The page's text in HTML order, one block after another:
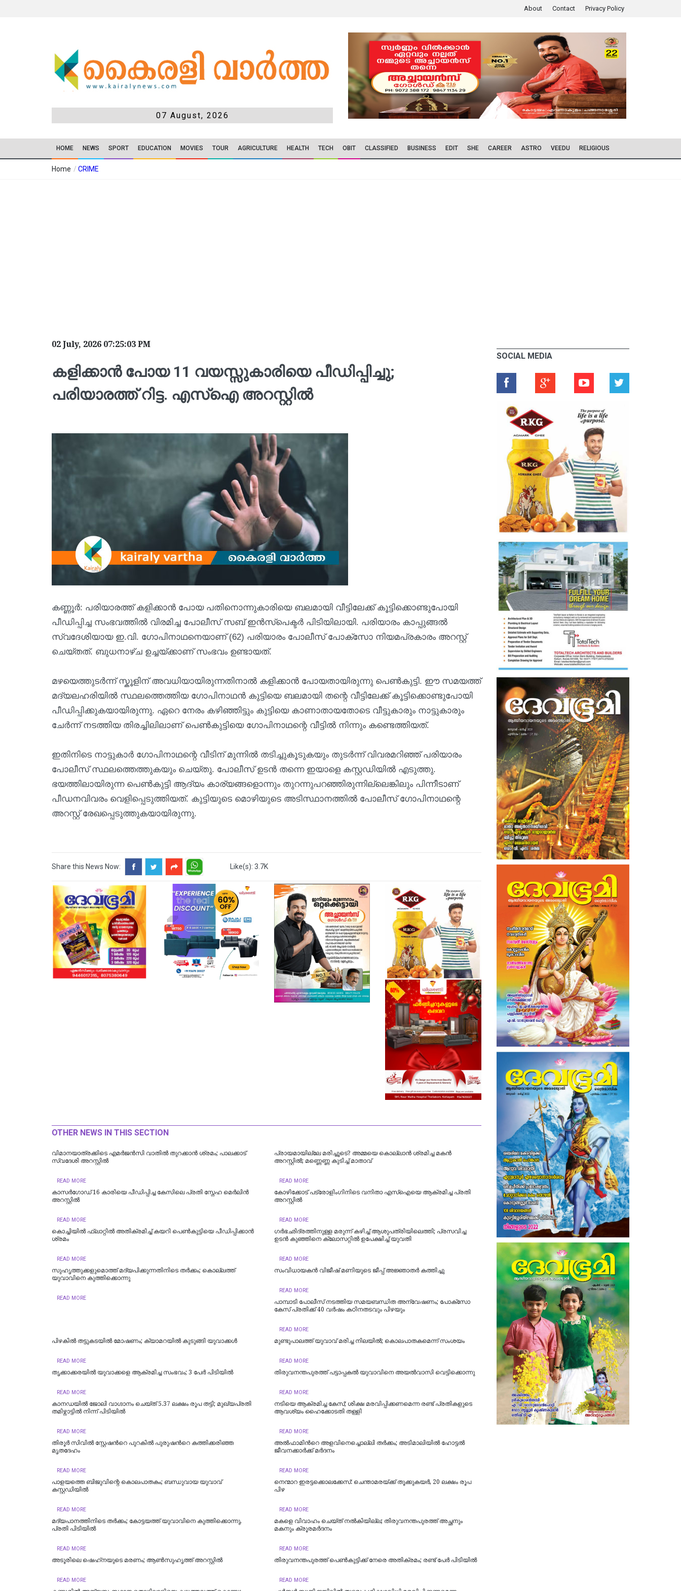
About Contact Privacy Policy
07 August, 2026
HOME NEWS SPORT EDUCATION MOVIES TOUR AGRICULTURE HEALTH TECH OBIT CLASSIFIED BUSINESS EDIT SHE CAREER ASTRO VEEDU RELIGIOUS
Home / CRIME
02 July, 2026 07:25:03 PM
കളിക്കാൻ പോയ 11 വയസ്സുകാരിയെ പീഡിപ്പിച്ചു;
പരിയാരത്ത് റിട്ട. എസ്ഐ അറസ്റ്റിൽ
കണ്ണൂർ: പരിയാരത്ത് കളിക്കാൻ പോയ പതിനൊന്നുകാരിയെ ബലമായി വീട്ടിലേക്ക് കൂട്ടിക്കൊണ്ടുപോയി
പീഡിപ്പിച്ച സംഭവത്തിൽ വിരമിച്ച പോലീസ് സബ് ഇൻസ്പെക്ടർ പിടിയിലായി. പരിയാരം കാപ്പുങ്ങൽ
സ്വദേശിയായ ഇ.വി. ഗോപിനാഥനെയാണ് (62) പരിയാരം പോലീസ് പോക്സോ നിയമപ്രകാരം അറസ്റ്റ്
ചെയ്തത്. ബുധനാഴ്ച ഉച്ചയ്ക്കാണ് സംഭവം ഉണ്ടായത്.
മഴയെത്തുടർന്ന് സ്കൂളിന് അവധിയായിരുന്നതിനാൽ കളിക്കാൻ പോയതായിരുന്നു പെൺകുട്ടി. ഈ സമയത്ത്
മദ്യലഹരിയിൽ സ്ഥലത്തെത്തിയ ഗോപിനാഥൻ കുട്ടിയെ ബലമായി തന്റെ വീട്ടിലേക്ക് കൂട്ടിക്കൊണ്ടുപോയി
പീഡിപ്പിക്കുകയായിരുന്നു. ഏറെ നേരം കഴിഞ്ഞിട്ടും കുട്ടിയെ കാണാതായതോടെ വീട്ടുകാരും നാട്ടുകാരും
ചേർന്ന് നടത്തിയ തിരച്ചിലിലാണ് പെൺകുട്ടിയെ ഗോപിനാഥന്റെ വീട്ടിൽ നിന്നും കണ്ടെത്തിയത്.
ഇതിനിടെ നാട്ടുകാർ ഗോപിനാഥന്റെ വീടിന് മുന്നിൽ തടിച്ചുകൂടുകയും തുടർന്ന് വിവരമറിഞ്ഞ് പരിയാരം
പോലീസ് സ്ഥലത്തെത്തുകയും ചെയ്തു. പോലീസ് ഉടൻ തന്നെ ഇയാളെ കസ്റ്റഡിയിൽ എടുത്തു.
ഭയത്തിലായിരുന്ന പെൺകുട്ടി ആദ്യം കാര്യങ്ങളൊന്നും തുറന്നുപറഞ്ഞിരുന്നില്ലെങ്കിലും പിന്നീടാണ്
പീഡനവിവരം വെളിപ്പെടുത്തിയത്. കുട്ടിയുടെ മൊഴിയുടെ അടിസ്ഥാനത്തിൽ പോലീസ് ഗോപിനാഥന്റെ
അറസ്റ്റ് രേഖപ്പെടുത്തുകയായിരുന്നു.
Share this News Now: Like(s): 3.7K
OTHER NEWS IN THIS SECTION
വിമാനയാത്രക്കിടെ എമര്‍ജന്‍സി വാതില്‍ തുറക്കാന്‍ ശ്രമം; പാലക്കാട്
സ്വദേശി അറസ്റ്റില്‍
READ MORE
പ്രായമായില്ലേ മരിച്ചൂടെ? അമ്മയെ കൊല്ലാൻ ശ്രമിച്ച മകൻ
അറസ്റ്റിൽ; മണ്ണെണ്ണ കുടിച്ച് മാതാവ്
READ MORE
കാസർഗോഡ് 16 കാരിയെ പീഡിപ്പിച്ച കേസിലെ പ്രതി സ്നേഹ മെർലിൻ
അറസ്റ്റിൽ
READ MORE
കോഴിക്കോട് പട്രോളിംഗിനിടെ വനിതാ എസ്ഐയെ ആക്രമിച്ച പ്രതി
അറസ്റ്റിൽ
READ MORE
കൊച്ചിയില്‍ ഫ്ലാറ്റിൽ അതിക്രമിച്ച് കയറി പെൺകുട്ടിയെ പീഡിപ്പിക്കാൻ
ശ്രമം
READ MORE
ഗർഭഛിദ്രത്തിനുള്ള മരുന്ന് കഴിച്ച് ആശുപത്രിയിലെത്തി; പ്രസവിച്ച
ഉടൻ കുഞ്ഞിനെ ക്ലോസറ്റിൽ ഉപേക്ഷിച്ച് യുവതി
READ MORE
സുഹൃത്തുക്കളുമൊത്ത് മദ്യപിക്കുന്നതിനിടെ തര്‍ക്കം; കൊല്ലത്ത്
യുവാവിനെ കുത്തിക്കൊന്നു
READ MORE
സംവിധായകൻ വിജീഷ് മണിയുടെ ജീപ്പ് അജ്ഞാതർ കത്തിച്ചു
READ MORE
പാമ്പാടി പോലീസ് നടത്തിയ സമയബന്ധിത അന്വേഷണം; പോക്സോ
കേസ് പ്രതിക്ക് 40 വർഷം കഠിനതടവും പിഴയും
READ MORE
പിഴകിൽ തട്ടുകടയിൽ മോഷണം; ക്യാമറയിൽ കുടുങ്ങി യുവാക്കൾ
READ MORE
മുണ്ടുപാലത്ത് യുവാവ് മരിച്ച നിലയില്‍; കൊലപാതകമെന്ന് സംശയം
READ MORE
തൃക്കാക്കരയിൽ യുവാക്കളെ ആക്രമിച്ച സംഭവം; 3 പേർ പിടിയിൽ
READ MORE
തിരുവനന്തപുരത്ത് പട്ടാപ്പകൽ യുവാവിനെ അയൽവാസി വെട്ടിക്കൊന്നു
READ MORE
കാനഡയിൽ ജോലി വാഗ്ദാനം ചെയ്ത് 5.37 ലക്ഷം രൂപ തട്ടി; മുഖ്യപ്രതി
തമിഴ്നാട്ടിൽ നിന്ന് പിടിയിൽ
READ MORE
നടിയെ ആക്രമിച്ച കേസ്; ശിക്ഷ മരവിപ്പിക്കണമെന്ന രണ്ട് പ്രതികളുടെ
ആവശ്യം ഹൈക്കോടതി തള്ളി
READ MORE
തിരൂർ സിവിൽ സ്റ്റേഷന്‍റെ പുറകിൽ പുരുഷന്‍റെ കത്തിക്കരിഞ്ഞ
മൃതദേഹം
READ MORE
അൽഫാമിന്‍റെ അളവിനെച്ചൊല്ലി തർക്കം; അടിമാലിയിൽ ഹോട്ടല്‍
ജീവനക്കാര്‍ക്ക് മര്‍ദനം
READ MORE
പാളയത്തെ ബിജുവിന്റെ കൊലപാതകം; ബന്ധുവായ യുവാവ്
കസ്റ്റഡിയില്‍
READ MORE
നെന്മാറ ഇരട്ടക്കൊലക്കേസ്: ചെന്താമരയ്ക്ക് തൂക്കുകയർ, 20 ലക്ഷം രൂപ
പിഴ
READ MORE
മദ്യപാനത്തിനിടെ തര്‍ക്കം; കോട്ടയത്ത് യുവാവിനെ കുത്തിക്കൊന്നു,
പ്രതി പിടിയില്‍
READ MORE
മകളെ വിവാഹം ചെയ്ത് നൽകിയില്ല; തിരുവനന്തപുരത്ത് അച്ഛനും
മകനും ക്രൂരമര്‍ദനം
READ MORE
അടൂരിലെ ഷെഹ്‌നയുടെ മരണം; ആണ്‍സുഹൃത്ത് അറസ്റ്റില്‍
READ MORE
തിരുവനന്തപുരത്ത് പെൺകുട്ടിക്ക് നേരെ അതിക്രമം; രണ്ട് പേർ പിടിയിൽ
READ MORE
SOCIAL MEDIA